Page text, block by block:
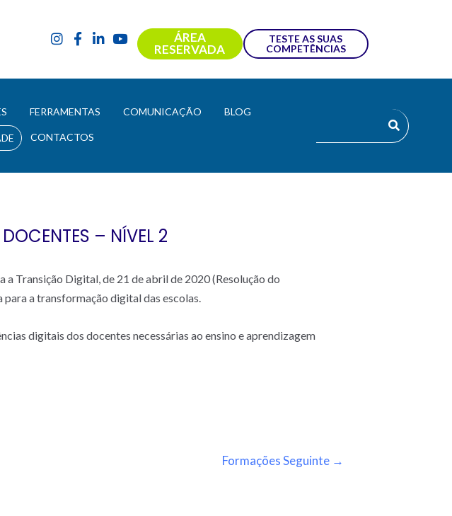
ÁREA
RESERVADA
TESTE AS SUAS
COMPETÊNCIAS
FERRAMENTAS COMUNICAÇÃO BLOG
CONTACTOS
– NÍVEL 2
Transição Digital, de 21 de abril de 2020 (Resolução do
a transformação digital das escolas.
digitais dos docentes necessárias ao ensino e aprendizagem
Formações Seguinte →